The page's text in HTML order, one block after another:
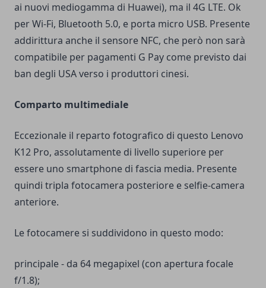
ai nuovi mediogamma di Huawei), ma il 4G LTE. Ok
per Wi-Fi, Bluetooth 5.0, e porta micro USB. Presente
addirittura anche il sensore NFC, che però non sarà
compatibile per pagamenti G Pay come previsto dai
ban degli USA verso i produttori cinesi.
Comparto multimediale
Eccezionale il reparto fotografico di questo Lenovo
K12 Pro, assolutamente di livello superiore per
essere uno smartphone di fascia media. Presente
quindi tripla fotocamera posteriore e selfie-camera
anteriore.
Le fotocamere si suddividono in questo modo:
principale - da 64 megapixel (con apertura focale
f/1.8);